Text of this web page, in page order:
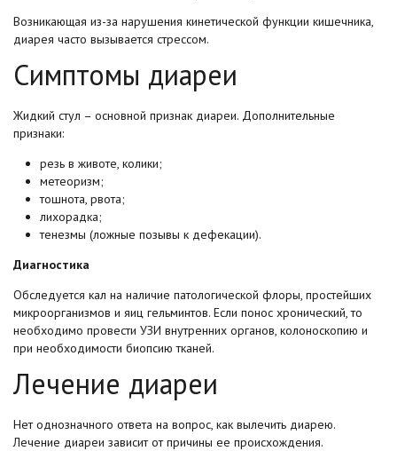
Возникающая из-за нарушения кинетической функции кишечника,
диарея часто вызывается стрессом.
Симптомы диареи
Жидкий стул – основной признак диареи. Дополнительные
признаки:
резь в животе, колики;
метеоризм;
тошнота, рвота;
лихорадка;
тенезмы (ложные позывы к дефекации).
Диагностика
Обследуется кал на наличие патологической флоры, простейших
микроорганизмов и яиц гельминтов. Если понос хронический, то
необходимо провести УЗИ внутренних органов, колоноскопию и
при необходимости биопсию тканей.
Лечение диареи
Нет однозначного ответа на вопрос, как вылечить диарею.
Лечение диареи зависит от причины ее происхождения.